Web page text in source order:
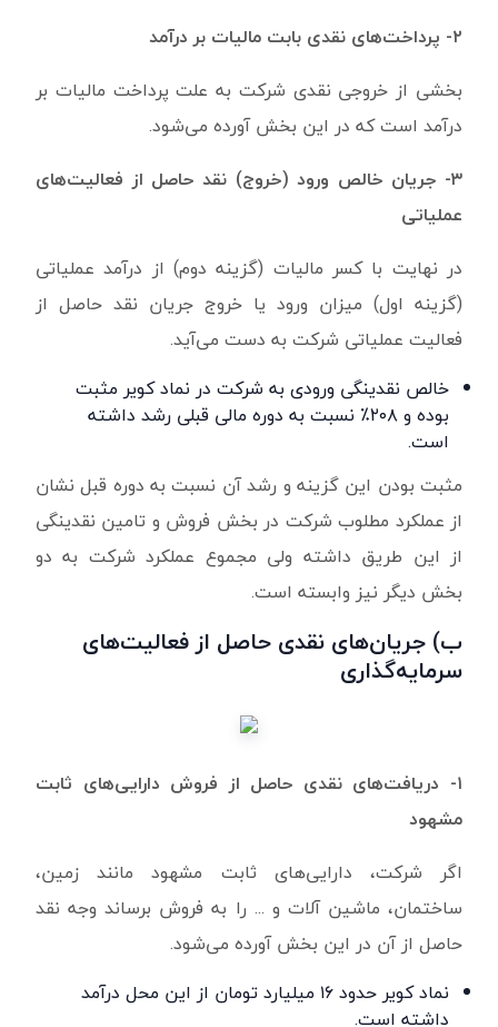
۲- پرداخت‌های نقدی بابت مالیات بر درآمد
بخشی از خروجی نقدی شرکت به علت پرداخت مالیات بر
درآمد است که در این بخش آورده می‌شود.
۳- جریان ‌خالص ‌ورود‌ (خروج) ‌نقد حاصل از فعالیت‌های
‌عملیاتی
در نهایت با کسر مالیات (گزینه دوم) از درآمد عملیاتی
(گزینه اول) میزان ورود یا خروج جریان نقد حاصل از
فعالیت عملیاتی شرکت به دست می‌آید.
خالص نقدینگی ورودی به شرکت در نماد کویر مثبت
بوده و ۲۰۸٪ نسبت به دوره مالی قبلی رشد داشته
است.
مثبت بودن این گزینه و رشد آن نسبت به دوره قبل نشان
از عملکرد مطلوب شرکت در بخش فروش و تامین نقدینگی
از این طریق داشته ولی مجموع عملکرد شرکت به دو
بخش دیگر نیز وابسته است.
ب) جریان‌های نقدی حاصل از فعالیت‌های
سرمایه‌گذاری
۱- دریافت‌های نقدی حاصل از فروش دارایی‌های ثابت
مشهود
اگر شرکت، دارایی‌های ثابت مشهود مانند زمین،
ساختمان، ماشین آلات و ... را به فروش برساند وجه نقد
حاصل از آن در این بخش آورده می‌شود.
نماد کویر حدود ۱۶ میلیارد تومان از این محل درآمد
داشته است.